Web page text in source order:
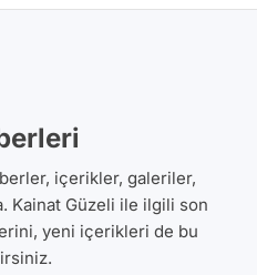
içerikler, galeriler,
Kainat Güzeli ile ilgili son
yeni içerikleri de bu